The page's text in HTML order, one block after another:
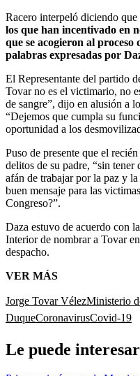
Racero interpeló diciendo que
los que han incentivado en
que se acogieron al
palabras expresadas por
El Representante del partido
Tovar no es el victimario, no
de sangre”, dijo en alusión a
“Dejemos que cumpla su
oportunidad a los
Puso de presente que el
delitos de su padre, “sin
afán de trabajar por la paz y
buen mensaje para las
Congreso?”.
Daza estuvo de acuerdo con
Interior de nombrar a Tovar
despacho.
VER MÁS
Jorge Tovar VélezMinisterio
DuqueCoronavirusCovid-19
Le puede interesar